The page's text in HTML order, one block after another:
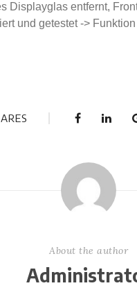
Displayglas entfernt,
und getestet -> Funktion
About the author